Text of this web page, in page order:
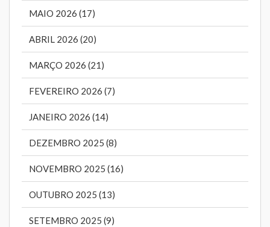
MAIO 2026 (17)
ABRIL 2026 (20)
MARÇO 2026 (21)
FEVEREIRO 2026 (7)
JANEIRO 2026 (14)
DEZEMBRO 2025 (8)
NOVEMBRO 2025 (16)
OUTUBRO 2025 (13)
SETEMBRO 2025 (9)